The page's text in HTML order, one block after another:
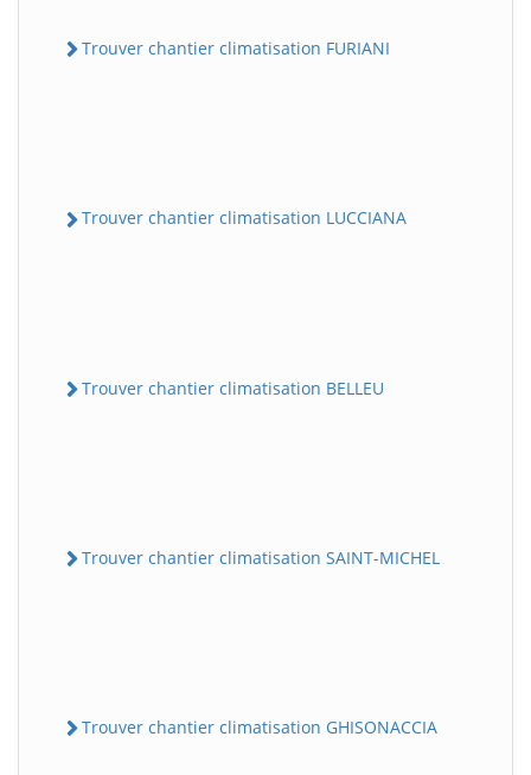
Trouver chantier climatisation FURIANI
Trouver chantier climatisation LUCCIANA
Trouver chantier climatisation BELLEU
Trouver chantier climatisation SAINT-MICHEL
Trouver chantier climatisation GHISONACCIA